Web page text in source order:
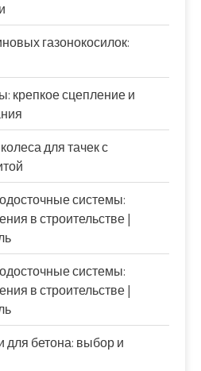
газонокосилок:
крепкое сцепление и
для тачек с
системы:
в строительстве |
системы:
в строительстве |
бетона: выбор и